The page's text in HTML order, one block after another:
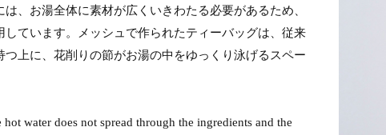
、お湯全体に素材が広くいきわたる必要があるため、
ています。メッシュで作られたティーバッグは、従来
上に、花削りの節がお湯の中をゆっくり泳げるスペー
water does not spread through the ingredients and the